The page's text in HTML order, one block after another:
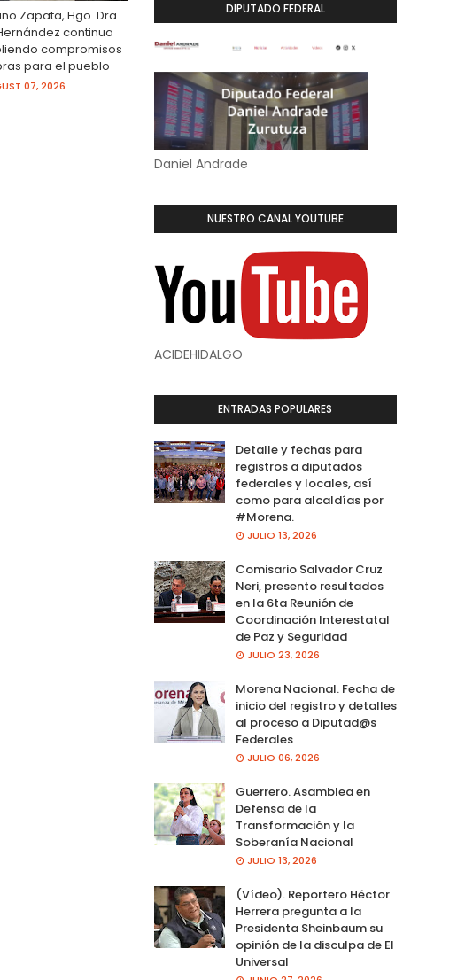
Zapata, Hgo. Dra.
continua
compromisos
para el pueblo
07, 2026
DIPUTADO FEDERAL
Daniel Andrade
NUESTRO CANAL YOUTUBE
ACIDEHIDALGO
ENTRADAS POPULARES
Detalle y fechas para
registros a diputados
federales y locales, así
como para alcaldías por
#Morena.
JULIO 13, 2026
Comisario Salvador Cruz
Neri, presento resultados
en la 6ta Reunión de
Coordinación Interestatal
de Paz y Seguridad
JULIO 23, 2026
Morena Nacional. Fecha de
inicio del registro y detalles
al proceso a Diputad@s
Federales
JULIO 06, 2026
Guerrero. Asamblea en
Defensa de la
Transformación y la
Soberanía Nacional
JULIO 13, 2026
(Vídeo). Reportero Héctor
Herrera pregunta a la
Presidenta Sheinbaum su
opinión de la disculpa de El
Universal